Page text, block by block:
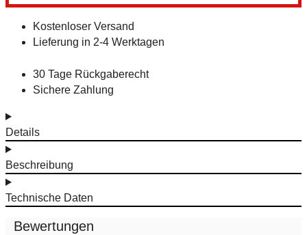
Kostenloser Versand
Lieferung in 2-4 Werktagen
30 Tage Rückgaberecht
Sichere Zahlung
Details
Beschreibung
Technische Daten
Bewertungen